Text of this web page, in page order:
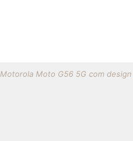
Motorola Moto G56 5G com